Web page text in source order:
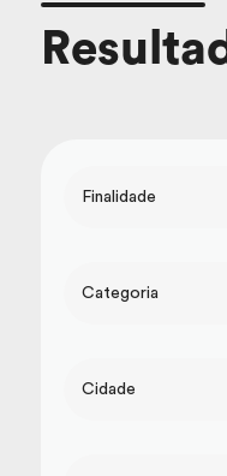
Finalidade
Categoria
Cidade